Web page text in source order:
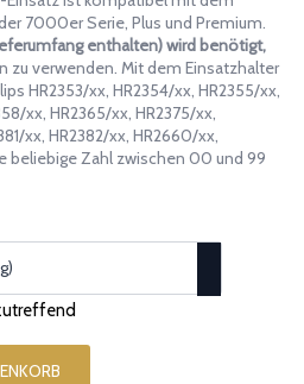
7000er Serie, Plus und Premium.
enthalten) wird benötigt,
zu verwenden. Mit dem Einsatzhalter
HR2353/xx, HR2354/xx, HR2355/xx,
xx, HR2365/xx, HR2375/xx,
xx, HR2382/xx, HR2660/xx,
beliebige Zahl zwischen 00 und 99